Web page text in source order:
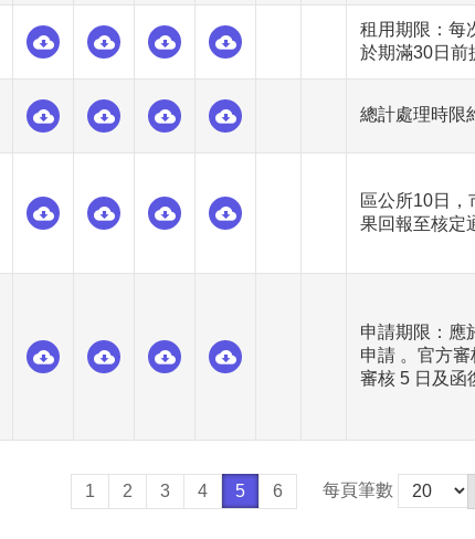
租用期限：每
於期滿30日前
總計處理時限
區公所10日
果回報至核定
申請期限：應
申請 。官方
審核 5 日及函
1 2 3 4 5 6 每頁筆數